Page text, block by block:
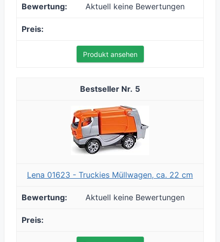
Aktuell keine Bewertungen
Produkt ansehen
5
Lena 01623 - Truckies Müllwagen, ca. 22 cm
Aktuell keine Bewertungen